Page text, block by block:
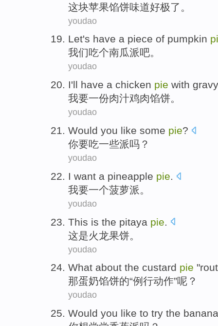
这块苹果馅饼味道好极了 。
youdao
Let's have a piece of pumpkin
我们吃个南瓜派吧。
youdao
I'll have a chicken pie with gravy
我要一份肉汁鸡肉馅饼。
youdao
Would you like some pie?
你要吃一些派吗？
youdao
I want a pineapple pie.
我要一个菠萝派。
youdao
This is the pitaya pie
这是火龙果饼。
youdao
What about the custard pie "
那蛋奶馅饼的“例行动作”呢？
youdao
Would you like to try the banana